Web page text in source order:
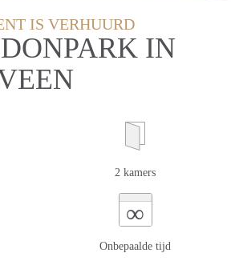
IS VERHUURD
IN
2 kamers
∞
Onbepaalde tijd